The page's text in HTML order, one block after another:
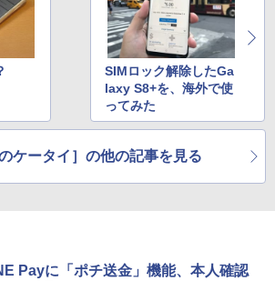
SIMロック解除したGa
laxy S8+を、海外で使
ってみた
のケータイ］の他の記事を見る
Payに「ポチ送金」機能、本人確認